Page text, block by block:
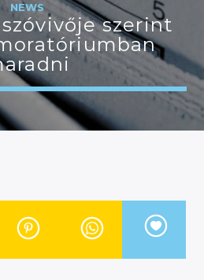
NEWS
szerint